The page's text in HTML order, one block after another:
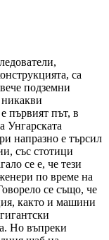
са
подземни
първият път, в
Унгарската
напразно е търсил
със стотици
се е, че тези
по време на
се също, че
както и машини
Но въпреки